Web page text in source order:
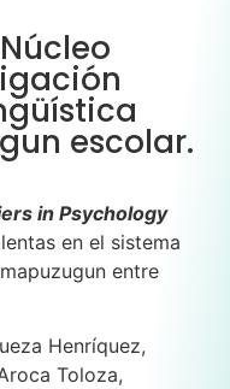
escolar.
in Psychology
en el sistema
entre
Henríquez,
Toloza,